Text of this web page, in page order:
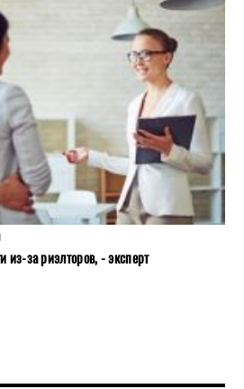
из-за риэлторов, - эксперт